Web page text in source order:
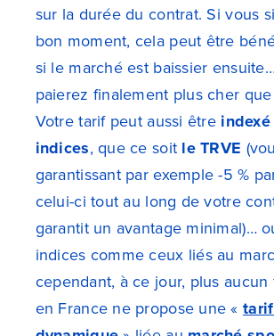
sur la durée du contrat. Si vous
bon moment, cela peut être
si le marché est baissier
paierez finalement plus cher
Votre tarif peut aussi être indexé
indices, que ce soit le TRVE
garantissant par exemple -5 %
celui-ci tout au long de votre
garantit un avantage minimal)…
indices comme ceux liés au
cependant, à ce jour, plus
en France ne propose une «